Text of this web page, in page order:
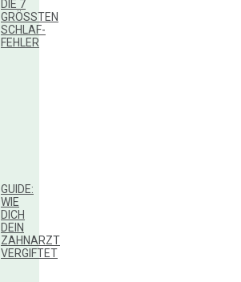
DIE 7
GRÖSSTEN S
CHLAF-F
EHLER
GUIDE:
WIE
DICH
DEIN
ZAHNARZT
VERGIFTET